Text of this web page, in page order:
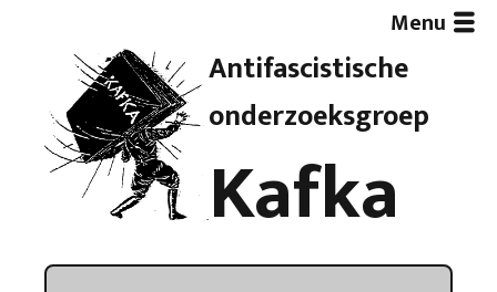
Antifascistische
onderzoeksgroep
Kafka
Menu
Artikelen
Demonstratieoverzicht